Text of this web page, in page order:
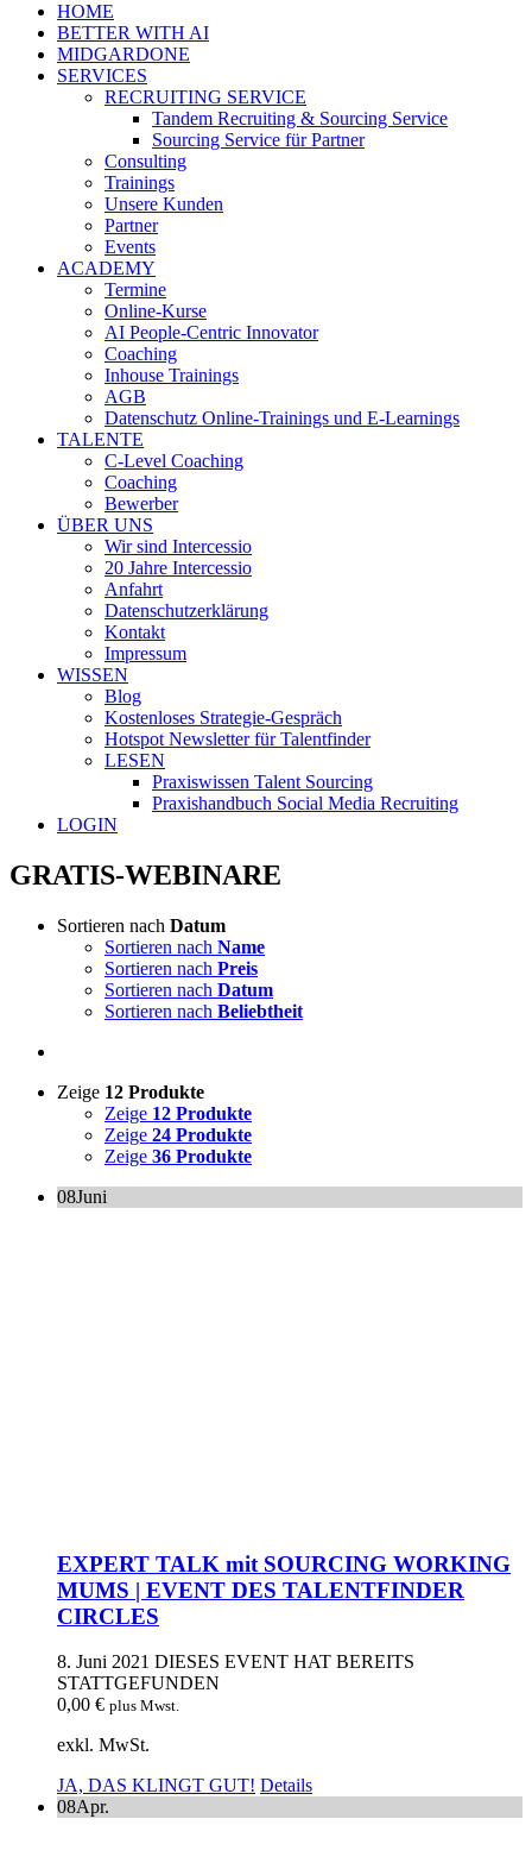
HOME
BETTER WITH AI
MIDGARDONE
SERVICES
RECRUITING SERVICE
Tandem Recruiting & Sourcing Service
Sourcing Service für Partner
Consulting
Trainings
Unsere Kunden
Partner
Events
ACADEMY
Termine
Online-Kurse
AI People-Centric Innovator
Coaching
Inhouse Trainings
AGB
Datenschutz Online-Trainings und E-Learnings
TALENTE
C-Level Coaching
Coaching
Bewerber
ÜBER UNS
Wir sind Intercessio
20 Jahre Intercessio
Anfahrt
Datenschutzerklärung
Kontakt
Impressum
WISSEN
Blog
Kostenloses Strategie-Gespräch
Hotspot Newsletter für Talentfinder
LESEN
Praxiswissen Talent Sourcing
Praxishandbuch Social Media Recruiting
LOGIN
GRATIS-WEBINARE
Sortieren nach Datum
Sortieren nach Name
Sortieren nach Preis
Sortieren nach Datum
Sortieren nach Beliebtheit
Zeige 12 Produkte
Zeige 12 Produkte
Zeige 24 Produkte
Zeige 36 Produkte
08Juni
EXPERT TALK mit SOURCING WORKING
MUMS | EVENT DES TALENTFINDER
CIRCLES
8. Juni 2021 DIESES EVENT HAT BEREITS
STATTGEFUNDEN
0,00 € plus Mwst.
exkl. MwSt.
JA, DAS KLINGT GUT! Details
08Apr.